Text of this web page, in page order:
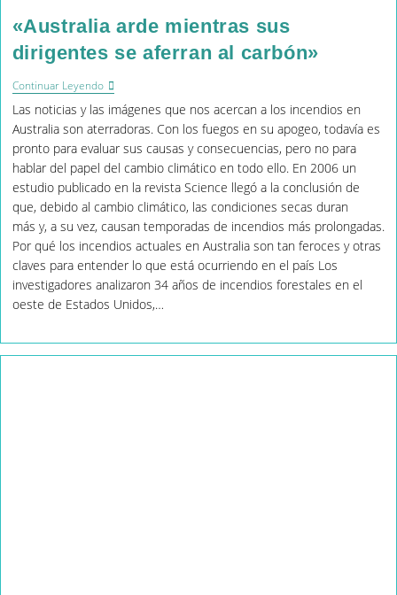
«Australia arde mientras sus
dirigentes se aferran al carbón»
Continuar Leyendo«Australia
Arde
Mientras
Sus
Se
Aferran
Al
Carbón»
Las noticias y las imágenes que nos acercan a los incendios en
Australia son aterradoras. Con los fuegos en su apogeo, todavía es
pronto para evaluar sus causas y consecuencias, pero no para
hablar del papel del cambio climático en todo ello. En 2006 un
estudio publicado en la revista Science llegó a la conclusión de
que, debido al cambio climático, las condiciones secas duran
más y, a su vez, causan temporadas de incendios más prolongadas.
Por qué los incendios actuales en Australia son tan feroces y otras
claves para entender lo que está ocurriendo en el país Los
investigadores analizaron 34 años de incendios forestales en el
oeste de Estados Unidos,…